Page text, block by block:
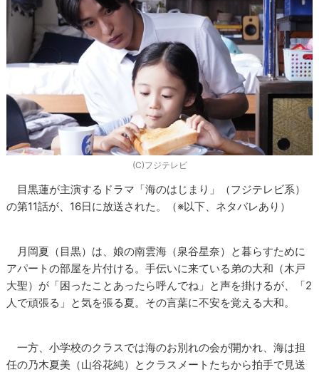
(C)フジテレビ
目黒蓮が主演するドラマ「海のはじまり」（フジテレビ系）
の第11話が、16日に放送された。（※以下、ネタバレあり）
月岡夏（目黒）は、娘の南雲海（泉谷星奈）と暮らすために
アパートの部屋を片付ける。手伝いに来ている弟の大和（木戸
大聖）が「困ったことあったら呼んでね」と声を掛けるが、「2
人で頑張る」と気を張る夏。その言葉に不安を覚える大和。
一方、小学校のクラスでは海のお別れの会が開かれ、海は担
任の乃木夏美（山谷花純）とクラスメートたちから拍手で見送